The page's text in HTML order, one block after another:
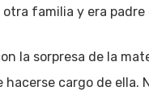
familia y era padre
la sorpresa de la
cargo de ella.